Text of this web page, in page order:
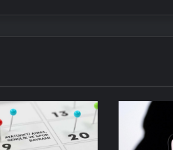
Savunma
ve Teknik